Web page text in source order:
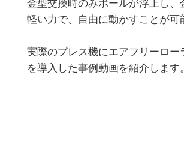
金型交換時のみボールが浮上し、
軽い力で、自由に動かすことが可
実際のプレス機にエアフリーロー
を導入した事例動画を紹介します。